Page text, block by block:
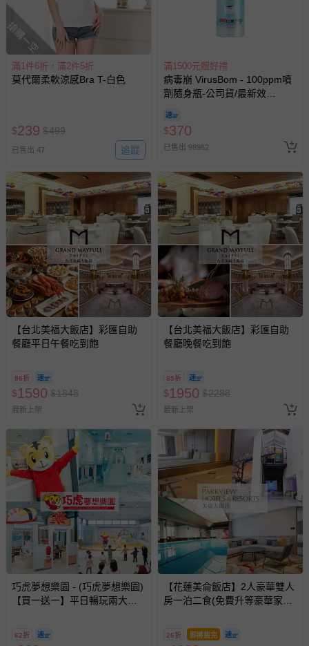
搶購一空
滿1件6折，滿2件5折
莫代爾柔軟涼感Bra T-白色
$239 $499
已售出 47 追蹤
滿1500元贈好禮
病毒崩 VirusBom - 100ppm噴
劑隨身瓶-公司貨/最新效
$370
已售出 98982
【台北美福大飯店】彩匯自助
餐廳平日午餐吃到飽
86折
$1590 $1848
最新上架
【台北美福大飯店】彩匯自助
餐廳晚餐吃到飽
85折
$1950 $2288
最新上架
巧虎夢想樂園 - (巧虎夢想樂園)
【買一送一】平日暢玩兩大一
換，贈送券現場領取)-效期至
2026/10/16 正券逾期視同現金
62折
【花蓮美侖飯店】2人豪華雙人
房一泊二食(免費升等豪華家庭
26折 即將售完